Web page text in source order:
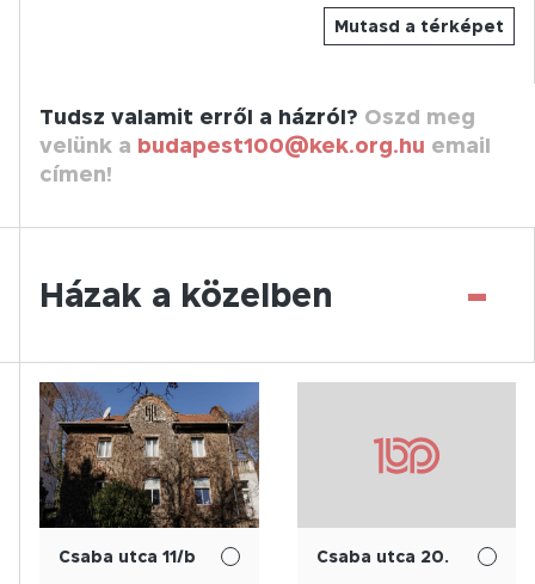
Mutasd a térképet
Tudsz valamit erről a házról? Oszd meg
velünk a budapest100@kek.org.hu email
címen!
Házak a közelben -
Csaba utca 11/b Csaba utca 20.